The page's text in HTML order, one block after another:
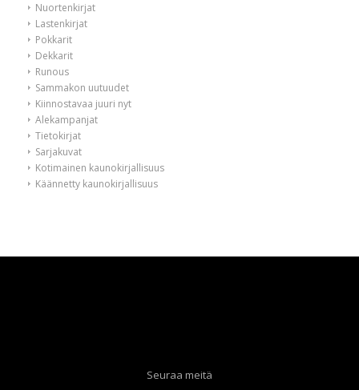
Nuortenkirjat
Lastenkirjat
Pokkarit
Dekkarit
Runous
Sammakon uutuudet
Kiinnostavaa juuri nyt
Alekampanjat
Tietokirjat
Sarjakuvat
Kotimainen kaunokirjallisuus
Käännetty kaunokirjallisuus
Seuraa meitä